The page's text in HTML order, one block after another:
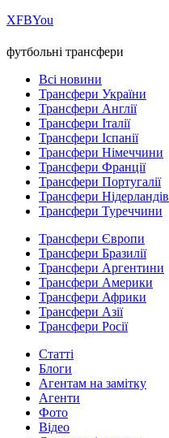
ХFBYou
футбольні трансфери
Всі новини
Трансфери України
Трансфери Англії
Трансфери Італії
Трансфери Іспанії
Трансфери Німеччини
Трансфери Франції
Трансфери Португалії
Трансфери Нідерландів
Трансфери Туреччини
Трансфери Європи
Трансфери Бразилії
Трансфери Аргентини
Трансфери Америки
Трансфери Африки
Трансфери Азії
Трансфери Росії
Статті
Блоги
Агентам на замітку
Агенти
Фото
Відео